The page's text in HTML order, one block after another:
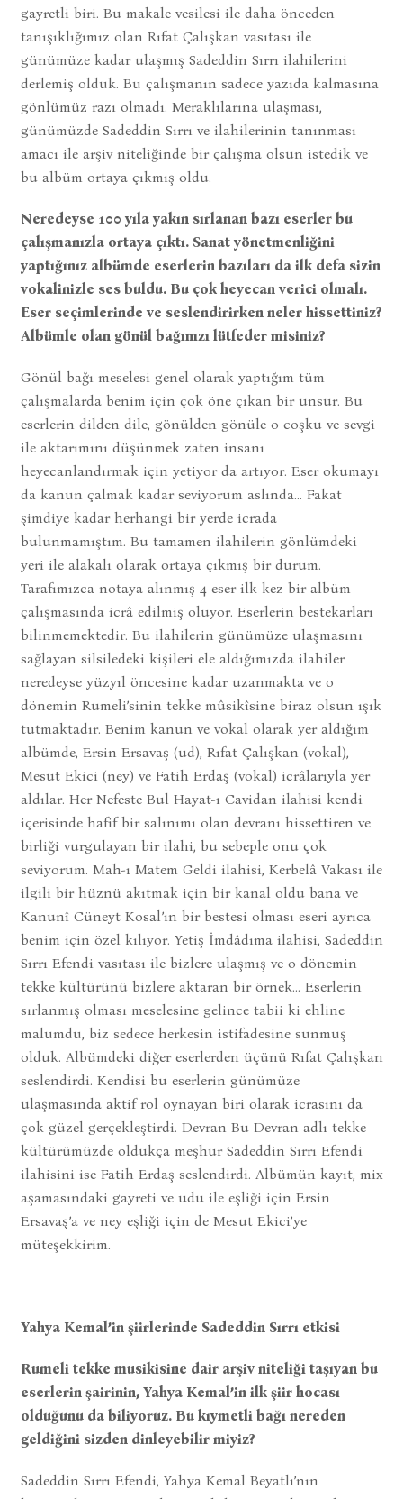
gayretli biri. Bu makale vesilesi ile daha önceden
tanışıklığımız olan Rıfat Çalışkan vasıtası ile
günümüze kadar ulaşmış Sadeddin Sırrı ilahilerini
derlemiş olduk. Bu çalışmanın sadece yazıda kalmasına
gönlümüz razı olmadı. Meraklılarına ulaşması,
günümüzde Sadeddin Sırrı ve ilahilerinin tanınması
amacı ile arşiv niteliğinde bir çalışma olsun istedik ve
bu albüm ortaya çıkmış oldu.
Neredeyse 100 yıla yakın sırlanan bazı eserler bu
çalışmanızla ortaya çıktı. Sanat yönetmenliğini
yaptığınız albümde eserlerin bazıları da ilk defa sizin
vokalinizle ses buldu. Bu çok heyecan verici olmalı.
Eser seçimlerinde ve seslendirirken neler hissettiniz?
Albümle olan gönül bağınızı lütfeder misiniz?
Gönül bağı meselesi genel olarak yaptığım tüm
çalışmalarda benim için çok öne çıkan bir unsur. Bu
eserlerin dilden dile, gönülden gönüle o coşku ve sevgi
ile aktarımını düşünmek zaten insanı
heyecanlandırmak için yetiyor da artıyor. Eser okumayı
da kanun çalmak kadar seviyorum aslında… Fakat
şimdiye kadar herhangi bir yerde icrada
bulunmamıştım. Bu tamamen ilahilerin gönlümdeki
yeri ile alakalı olarak ortaya çıkmış bir durum.
Tarafımızca notaya alınmış 4 eser ilk kez bir albüm
çalışmasında icrâ edilmiş oluyor. Eserlerin bestekarları
bilinmemektedir. Bu ilahilerin günümüze ulaşmasını
sağlayan silsiledeki kişileri ele aldığımızda ilahiler
neredeyse yüzyıl öncesine kadar uzanmakta ve o
dönemin Rumeli’sinin tekke mûsikîsine biraz olsun ışık
tutmaktadır. Benim kanun ve vokal olarak yer aldığım
albümde, Ersin Ersavaş (ud), Rıfat Çalışkan (vokal),
Mesut Ekici (ney) ve Fatih Erdaş (vokal) icrâlarıyla yer
aldılar. Her Nefeste Bul Hayat-ı Cavidan ilahisi kendi
içerisinde hafif bir salınımı olan devranı hissettiren ve
birliği vurgulayan bir ilahi, bu sebeple onu çok
seviyorum. Mah-ı Matem Geldi ilahisi, Kerbelâ Vakası ile
ilgili bir hüznü akıtmak için bir kanal oldu bana ve
Kanunî Cüneyt Kosal’ın bir bestesi olması eseri ayrıca
benim için özel kılıyor. Yetiş İmdâdıma ilahisi, Sadeddin
Sırrı Efendi vasıtası ile bizlere ulaşmış ve o dönemin
tekke kültürünü bizlere aktaran bir örnek… Eserlerin
sırlanmış olması meselesine gelince tabii ki ehline
malumdu, biz sedece herkesin istifadesine sunmuş
olduk. Albümdeki diğer eserlerden üçünü Rıfat Çalışkan
seslendirdi. Kendisi bu eserlerin günümüze
ulaşmasında aktif rol oynayan biri olarak icrasını da
çok güzel gerçekleştirdi. Devran Bu Devran adlı tekke
kültürümüzde oldukça meşhur Sadeddin Sırrı Efendi
ilahisini ise Fatih Erdaş seslendirdi. Albümün kayıt, mix
aşamasındaki gayreti ve udu ile eşliği için Ersin
Ersavaş’a ve ney eşliği için de Mesut Ekici’ye
müteşekkirim.
Yahya Kemal’in şiirlerinde Sadeddin Sırrı etkisi
Rumeli tekke musikisine dair arşiv niteliği taşıyan bu
eserlerin şairinin, Yahya Kemal’in ilk şiir hocası
olduğunu da biliyoruz. Bu kıymetli bağı nereden
geldiğini sizden dinleyebilir miyiz?
Sadeddin Sırrı Efendi, Yahya Kemal Beyatlı’nın